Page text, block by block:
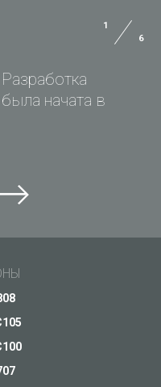
1
6
Разработка
начата в